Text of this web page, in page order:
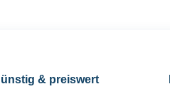
& preiswert